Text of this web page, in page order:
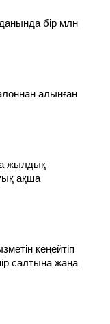
бір млн
алынған
жылдық
ақша
кеңейтіп
салтына жаңа